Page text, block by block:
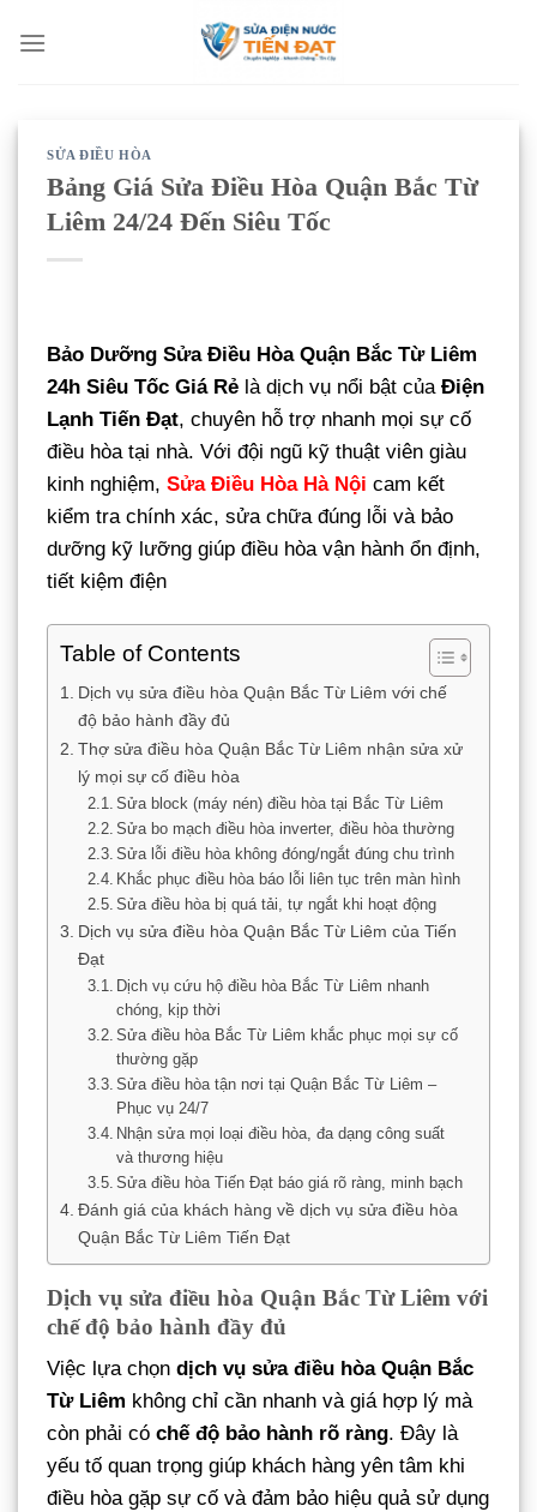
qua
SỬA ĐIỀU HÒA
Bảng Giá Sửa Điều Hòa Quận Bắc Từ
Liêm 24/24 Đến Siêu Tốc
Bảo Dưỡng Sửa Điều Hòa Quận Bắc Từ Liêm
24h Siêu Tốc Giá Rẻ là dịch vụ nổi bật của Điện
Lạnh Tiến Đạt, chuyên hỗ trợ nhanh mọi sự cố
điều hòa tại nhà. Với đội ngũ kỹ thuật viên giàu
kinh nghiệm, Sửa Điều Hòa Hà Nội cam kết
kiểm tra chính xác, sửa chữa đúng lỗi và bảo
dưỡng kỹ lưỡng giúp điều hòa vận hành ổn định,
tiết kiệm điện
Table of Contents
Dịch vụ sửa điều hòa Quận Bắc Từ Liêm với chế
độ bảo hành đầy đủ
Thợ sửa điều hòa Quận Bắc Từ Liêm nhận sửa xử
lý mọi sự cố điều hòa
Sửa block (máy nén) điều hòa tại Bắc Từ Liêm
Sửa bo mạch điều hòa inverter, điều hòa thường
Sửa lỗi điều hòa không đóng/ngắt đúng chu trình
Khắc phục điều hòa báo lỗi liên tục trên màn hình
Sửa điều hòa bị quá tải, tự ngắt khi hoạt động
Dịch vụ sửa điều hòa Quận Bắc Từ Liêm của Tiến
Đạt
Dịch vụ cứu hộ điều hòa Bắc Từ Liêm nhanh
chóng, kịp thời
Sửa điều hòa Bắc Từ Liêm khắc phục mọi sự cố
thường gặp
Sửa điều hòa tận nơi tại Quận Bắc Từ Liêm –
Phục vụ 24/7
Nhận sửa mọi loại điều hòa, đa dạng công suất
và thương hiệu
Sửa điều hòa Tiến Đạt báo giá rõ ràng, minh bạch
Đánh giá của khách hàng về dịch vụ sửa điều hòa
Quận Bắc Từ Liêm Tiến Đạt
Dịch vụ sửa điều hòa Quận Bắc Từ Liêm với
chế độ bảo hành đầy đủ
Việc lựa chọn dịch vụ sửa điều hòa Quận Bắc
Từ Liêm không chỉ cần nhanh và giá hợp lý mà
còn phải có chế độ bảo hành rõ ràng. Đây là
yếu tố quan trọng giúp khách hàng yên tâm khi
điều hòa gặp sự cố và đảm bảo hiệu quả sử dụng